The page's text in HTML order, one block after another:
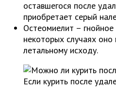
оставшегося после
приобретает серый
Остеомиелит – гнойное
некоторых случаях
летальному исходу.
Если курить после